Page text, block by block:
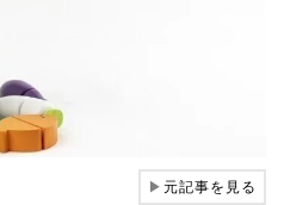
▶元記事を見る